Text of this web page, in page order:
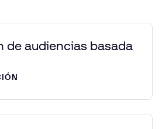
de audiencias basada